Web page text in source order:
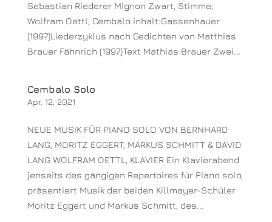
Sebastian Riederer Mignon Zwart, Stimme;
Wolfram Oettl, Cembalo inhalt:Gassenhauer
(1997)Liederzyklus nach Gedichten von Matthias
Brauer Fähnrich (1997)Text Mathias Brauer Zwei...
Cembalo Solo
Apr. 12, 2021
NEUE MUSIK FÜR PIANO SOLO VON BERNHARD
LANG, MORITZ EGGERT, MARKUS SCHMITT & DAVID
LANG WOLFRAM OETTL, KLAVIER Ein Klavierabend
jenseits des gängigen Repertoires für Piano solo,
präsentiert Musik der beiden Killmayer-Schüler
Moritz Eggert und Markus Schmitt, des...